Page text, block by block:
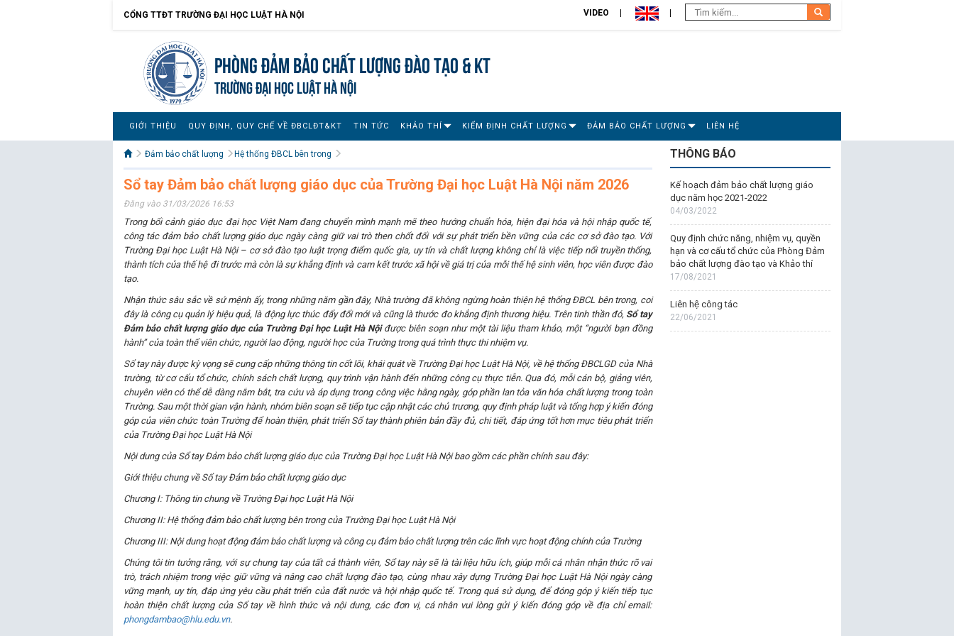
CỔNG TTĐT TRƯỜNG ĐẠI HỌC LUẬT HÀ NỘI VIDEO
Phòng Đảm bảo chất lượng đào tạo & KT
TRƯỜNG ĐẠI HỌC LUẬT HÀ NỘI
GIỚI THIỆU QUY ĐỊNH, QUY CHẾ VỀ ĐBCLĐT&KT TIN TỨC KHẢO THÍ KIỂM ĐỊNH CHẤT LƯỢNG ĐẢM BẢO CHẤT LƯỢNG LIÊN HỆ
Đảm bảo chất lượng Hệ thống ĐBCL bên trong
Sổ tay Đảm bảo chất lượng giáo dục của Trường Đại học Luật Hà Nội năm 2026
Đăng vào 31/03/2026 16:53
Trong bối cảnh giáo dục đại học Việt Nam đang chuyển mình mạnh mẽ theo hướng chuẩn hóa, hiện đại hóa và hội nhập quốc tế,
công tác đảm bảo chất lượng giáo dục ngày càng giữ vai trò then chốt đối với sự phát triển bền vững của các cơ sở đào tạo. Với
Trường Đại học Luật Hà Nội – cơ sở đào tạo luật trọng điểm quốc gia, uy tín và chất lượng không chỉ là việc tiếp nối truyền thống,
thành tích của thế hệ đi trước mà còn là sự khẳng định và cam kết trước xã hội về giá trị của mỗi thế hệ sinh viên, học viên được đào
tạo.
Nhận thức sâu sắc về sứ mệnh ấy, trong những năm gần đây, Nhà trường đã không ngừng hoàn thiện hệ thống ĐBCL bên trong, coi
đây là công cụ quản lý hiệu quả, là động lực thúc đẩy đổi mới và cũng là thước đo khẳng định thương hiệu. Trên tinh thần đó, Sổ tay
Đảm bảo chất lượng giáo dụccủa Trường Đại học Luật Hà Nội được biên soạn như một tài liệu tham khảo, một “người bạn đồng
hành” của toàn thể viên chức, người lao động, người họccủa Trường trong quá trình thực thi nhiệm vụ.
Sổ tay này được kỳ vọng sẽ cung cấp những thông tin cốt lõi, khái quát về Trường Đại học Luật Hà Nội, về hệ thống ĐBCLGD của Nhà
trường, từ cơ cấu tổ chức, chính sách chất lượng, quy trình vận hành đến những công cụ thực tiễn. Qua đó, mỗi cán bộ, giảng viên,
chuyên viên có thể dễ dàng nắm bắt, tra cứu và áp dụng trong công việc hằng ngày, góp phần lan tỏa văn hóa chất lượng trong toàn
Trường. Saumộtthời gian vận hành, nhóm biên soạn sẽ tiếp tục cập nhật các chủ trương, quy định pháp luật và tổng hợp ý kiến đóng
góp của viên chức toàn Trường để hoàn thiện, phát triển Sổ tay thành phiên bản đầy đủ, chi tiết, đáp ứng tốt hơn mục tiêu phát triển
của Trường Đại học Luật Hà Nội
Nội dung của Sổ tay Đảm bảo chất lượng giáo dục của Trường Đại học Luật Hà Nội bao gồm các phần chính sau đây:
Giới thiệu chung về Sổ tay Đảm bảo chất lượng giáo dục
Chương I: Thông tin chung về Trường Đại học Luật Hà Nội
Chương II: Hệ thống đảm bảo chất lượng bên trong của Trường Đại học Luật Hà Nội
Chương III: Nội dung hoạt động đảm bảo chất lượng và công cụ đảm bảo chất lượng trên các lĩnh vực hoạt động chính của Trường
Chúng tôi tin tưởng rằng, với sự chung tay của tất cả thành viên, Sổ tay này sẽ là tài liệu hữu ích, giúp mỗi cá nhân nhận thức rõ vai
trò, trách nhiệm trong việc giữ vững và nâng cao chất lượng đào tạo, cùng nhau xây dựng Trường Đại học Luật Hà Nội ngày càng
vững mạnh, uy tín, đáp ứng yêu cầu phát triển của đất nước và hội nhập quốc tế. Trong quá sử dụng, để đóng góp ý kiến tiếp tục
hoàn thiện chất lượng của Sổ tay về hình thức và nội dung, các đơn vị, cá nhân vui lòng gửi ý kiến đóng góp về địa chỉ email:
phongdambao@hlu.edu.vn.
THÔNG BÁO
Kế hoạch đảm bảo chất lượng giáo
dục năm học 2021-2022
04/03/2022
Quy định chức năng, nhiệm vụ, quyền
hạn và cơ cấu tổ chức của Phòng Đảm
bảo chất lượng đào tạo và Khảo thí
17/08/2021
Liên hệ công tác
22/06/2021